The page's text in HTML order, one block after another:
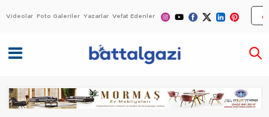
Videolar Foto Galeriler Yazarlar Vefat Edenler